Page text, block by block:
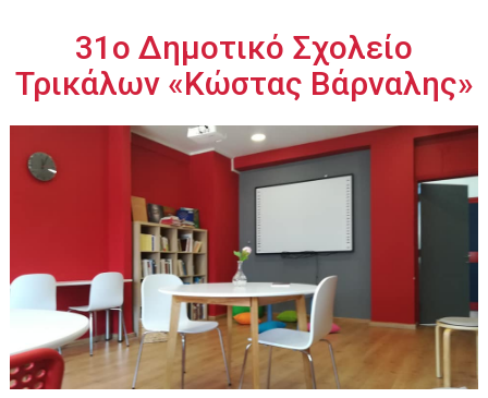
περιεχόμενο31ο Δημοτικό Σχολείο
Τρικάλων «Κώστας Βάρναλης»